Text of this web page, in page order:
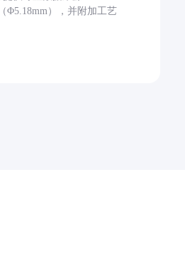
Φ5.18mm），并附加工艺